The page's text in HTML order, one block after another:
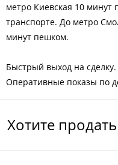
метро Киевская 10 минут
транспорте. До метро
минут пешком.
Быстрый выход на сделку.
Оперативные показы по
Хотите